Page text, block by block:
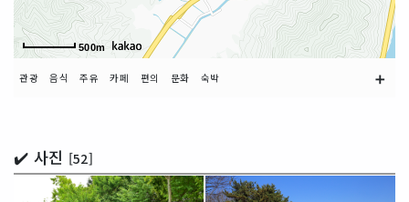
500m
관광 음식 주유 카페 편의 문화 숙박 ➕
✔️ 사진 [52]